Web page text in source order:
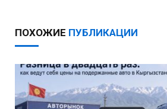
ПОХОЖИЕ ПУБЛИКАЦИИ